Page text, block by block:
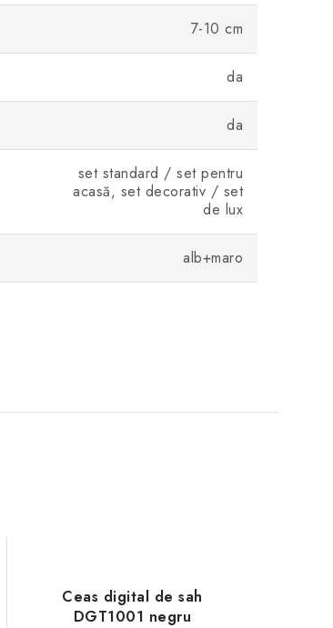
7-10 cm
da
da
set standard / set pentru
acasă, set decorativ / set
de lux
alb+maro
Ceas digital de sah
DGT1001 negru